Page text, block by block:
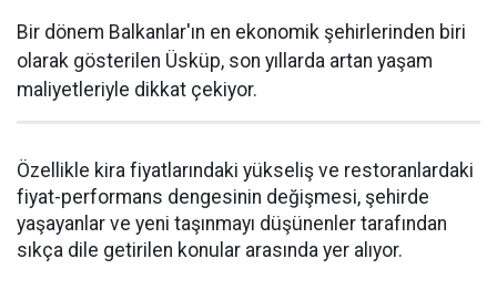
Bir dönem Balkanlar'ın en ekonomik şehirlerinden biri
olarak gösterilen Üsküp, son yıllarda artan yaşam
maliyetleriyle dikkat çekiyor.
Özellikle kira fiyatlarındaki yükseliş ve restoranlardaki
fiyat-performans dengesinin değişmesi, şehirde
yaşayanlar ve yeni taşınmayı düşünenler tarafından
sıkça dile getirilen konular arasında yer alıyor.